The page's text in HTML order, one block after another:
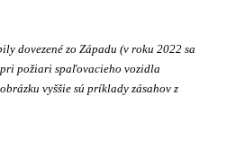
dovezené zo Západu (v roku 2022 sa
požiari spaľovacieho vozidla
vyššie sú príklady zásahov z